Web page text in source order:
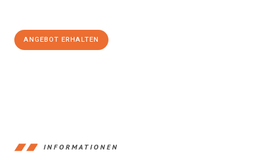
ANGEBOT ERHALTEN
INFORMATIONEN